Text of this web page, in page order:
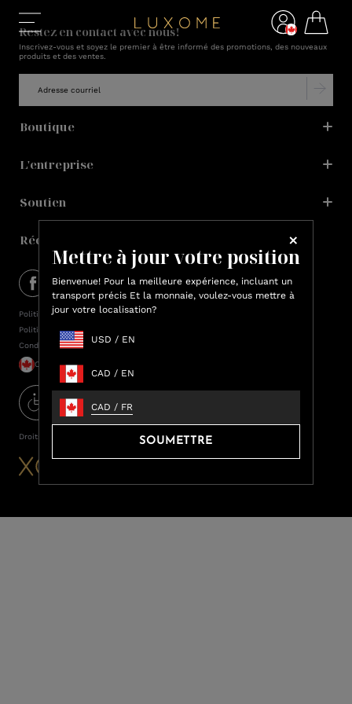
Mettre à jour votre position
Bienvenue! Pour la meilleure expérience, incluant un
transport précis Et la monnaie, voulez-vous mettre à
jour votre localisation?
USD / EN
CAD / EN
CAD / FR
SOUMETTRE
Restez en contact avec nous!
Inscrivez-vous et soyez le premier à être informé des promotions, des nouveaux
produits et des ventes.
Boutique
L'entreprise
Soutien
Récompenses Lux
Politique de confidentialité
Politique en matière de cookies
Conditions d’utilisation
CAD / FR
Droits d’auteur ©2026